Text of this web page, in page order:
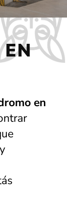
EN
en